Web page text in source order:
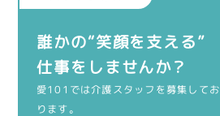
誰かの“笑顔を支える”
仕事をしませんか？
愛101では介護スタッフを募集してお
ります。